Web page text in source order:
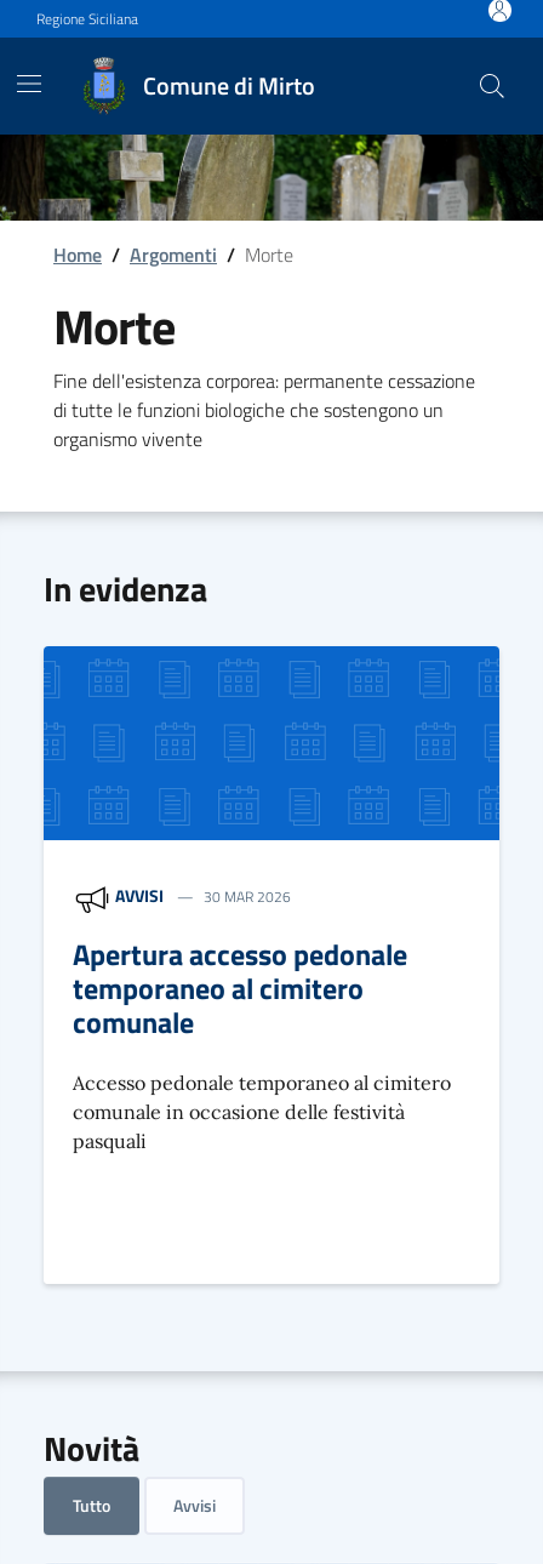
Vai ai contenuti
Vai al footer
Regione Siciliana
Comune di Mirto
Home / Argomenti / Morte
Morte
Fine dell'esistenza corporea: permanente cessazione
di tutte le funzioni biologiche che sostengono un
organismo vivente
In evidenza
AVVISI 30 MAR 2026
Apertura accesso pedonale
temporaneo al cimitero
comunale
Accesso pedonale temporaneo al cimitero
comunale in occasione delle festività
pasquali
Novità
Tutto Avvisi